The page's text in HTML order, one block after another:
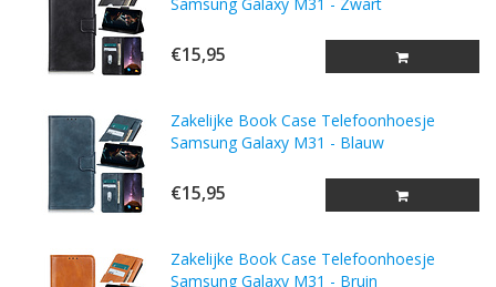
€15,95
Zakelijke Book Case Telefoonhoesje
Samsung Galaxy M31 - Blauw
€15,95
Zakelijke Book Case Telefoonhoesje
Samsung Galaxy M31 - Bruin